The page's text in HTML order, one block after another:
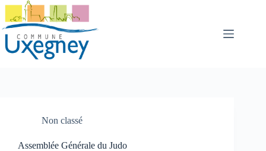
Passer
contenu
Non classé
Assemblée Générale du Judo